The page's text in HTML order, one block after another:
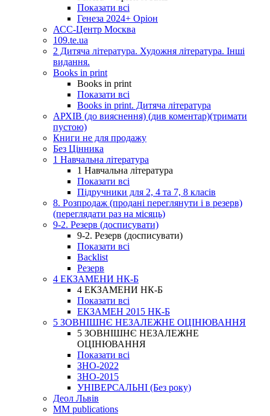
Показати всі
Генеза 2024+ Оріон
АСС-Центр Москва
109.te.ua
2 Дитяча література. Художня література. Інші
видання.
Books in print
Books in print
Показати всі
Books in print. Дитяча література
АРХІВ (до вияснення) (див коментар)(тримати
пустою)
Книги не для продажу
Без Цінника
1 Навчальна література
1 Навчальна література
Показати всі
Підручники для 2, 4 та 7, 8 класів
8. Розпродаж (продані переглянути і в резерв)
(переглядати раз на місяць)
9-2. Резерв (досписувати)
9-2. Резерв (досписувати)
Показати всі
Backlist
Резерв
4 ЕКЗАМЕНИ НК-Б
4 ЕКЗАМЕНИ НК-Б
Показати всі
ЕКЗАМЕН 2015 НК-Б
5 ЗОВНІШНЄ НЕЗАЛЕЖНЕ ОЦІНЮВАННЯ
5 ЗОВНІШНЄ НЕЗАЛЕЖНЕ
ОЦІНЮВАННЯ
Показати всі
ЗНО-2022
ЗНО-2015
УНІВЕРСАЛЬНІ (Без року)
Деол Львів
MM publications